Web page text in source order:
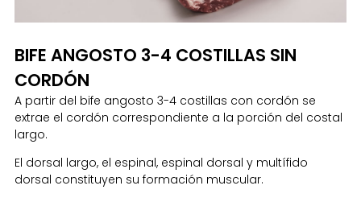
BIFE ANGOSTO 3-4 COSTILLAS SIN
CORDÓN
A partir del bife angosto 3-4 costillas con cordón se
extrae el cordón correspondiente a la porción del costal
largo.
El dorsal largo, el espinal, espinal dorsal y multífido
dorsal constituyen su formación muscular.